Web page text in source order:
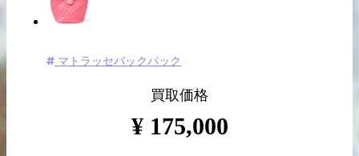
マトラッセバックパック
買取価格
¥ 175,000